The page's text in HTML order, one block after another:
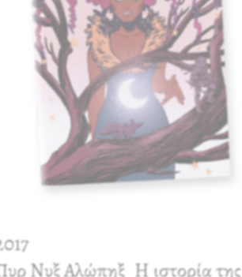
Νυξ Αλώπηξ Η ιστορία της